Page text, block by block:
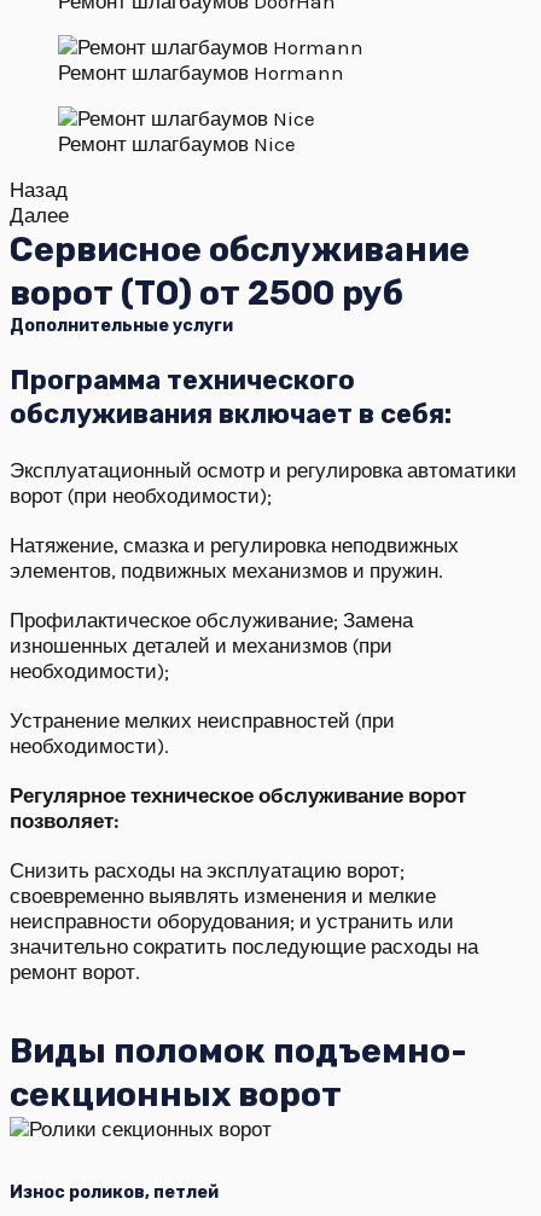
Ремонт шлагбаумов Hormann
Ремонт шлагбаумов Nice
Назад
Далее
Сервисное обслуживание
ворот (ТО) от 2500 руб
Дополнительные услуги​
Программа технического
обслуживания включает в себя:
Эксплуатационный осмотр и регулировка автоматики
ворот (при необходимости);
Натяжение, смазка и регулировка неподвижных
элементов, подвижных механизмов и пружин.
Профилактическое обслуживание; Замена
изношенных деталей и механизмов (при
необходимости);
Устранение мелких неисправностей (при
необходимости).
Регулярное техническое обслуживание ворот
позволяет:
Снизить расходы на эксплуатацию ворот;
своевременно выявлять изменения и мелкие
неисправности оборудования; и устранить или
значительно сократить последующие расходы на
ремонт ворот.
Виды поломок подъемно-
секционных ворот
Износ роликов, петлей